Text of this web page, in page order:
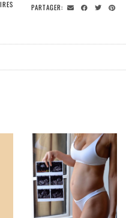
PARTAGER: